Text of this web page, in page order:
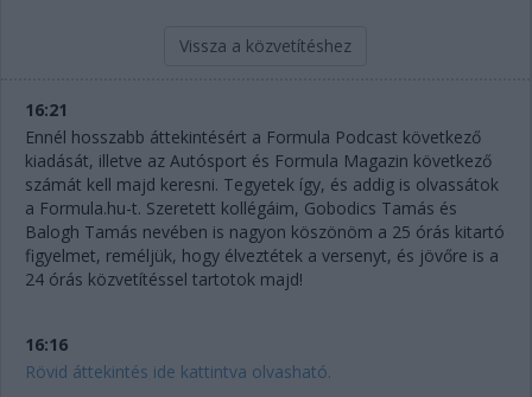
Vissza a közvetítéshez
16:21
Ennél hosszabb áttekintésért a Formula Podcast következő
kiadását, illetve az Autósport és Formula Magazin következő
számát kell majd keresni. Tegyetek így, és addig is olvassátok
a Formula.hu-t. Szeretett kollégáim, Gobodics Tamás és
Balogh Tamás nevében is nagyon köszönöm a 25 órás kitartó
figyelmet, reméljük, hogy élveztétek a versenyt, és jövőre is a
24 órás közvetítéssel tartotok majd!
16:16
Rövid áttekintés ide kattintva olvasható.